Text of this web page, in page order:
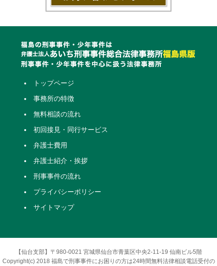
トップページ
事務所の特徴
無料相談の流れ
初回接見・同行サービス
弁護士費用
弁護士紹介・挨拶
刑事事件の流れ
プライバシーポリシー
サイトマップ
【仙台支部】〒980-0021 宮城県仙台市青葉区中央2-11-19 仙南ビル5階
Copyright(c) 2018 福島で刑事事件にお困りの方は24時間無料法律相談電話受付の